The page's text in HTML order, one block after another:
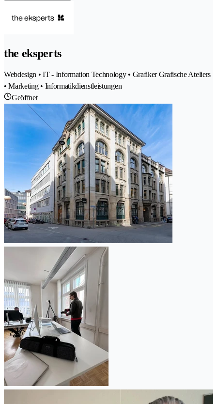
the eksperts
Webdesign • IT - Information Technology • Grafiker Grafische Ateliers
• Marketing • Informatikdienstleistungen
Geöffnet